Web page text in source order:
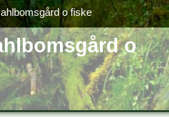
o
o fiske